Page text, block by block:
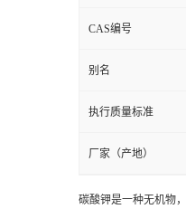
CAS编号
别名
执行质量标准
厂家（产地）
碳酸钾是一种无机物